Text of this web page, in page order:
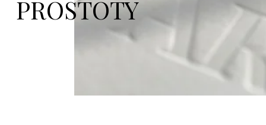
PROSTOTY